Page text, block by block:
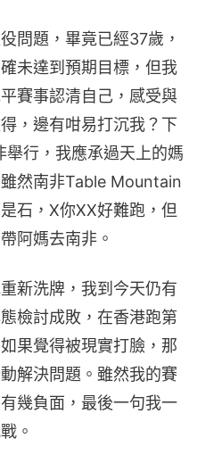
問題，畢竟已經37歲，
未達到預期目標，但我
賽事認清自己，感受與
，邊有咁易打沉我？下
行，我應承過天上的媽
然南非Table Mountain
石，X你XX好難跑，但
阿媽去南非。
新洗牌，我到今天仍有
檢討成敗，在香港跑第
果覺得被現實打臉，那
解決問題。雖然我的賽
幾負面，最後一句我一
。